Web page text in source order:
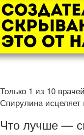
Только 1 из 10
Спирулина
Что лучше —